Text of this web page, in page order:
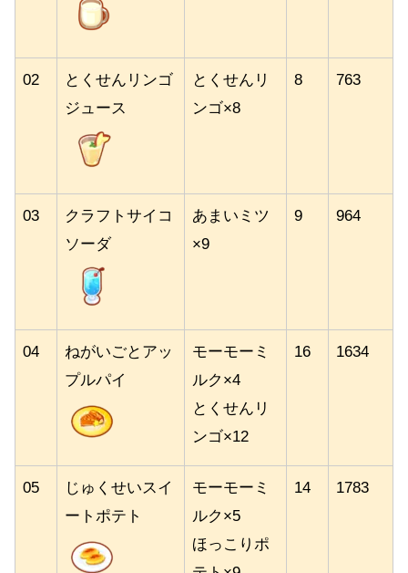
02
とくせんリンゴ
ジュース
とくせんリ
ンゴ×8
8 763
03
クラフトサイコ
ソーダ
あまいミツ
×9
9 964
04
ねがいごとアッ
プルパイ
モーモーミ
ルク×4
とくせんリ
ンゴ×12
16 1634
05
じゅくせいスイ
ートポテト
モーモーミ
ルク×5
ほっこりポ
14 1783